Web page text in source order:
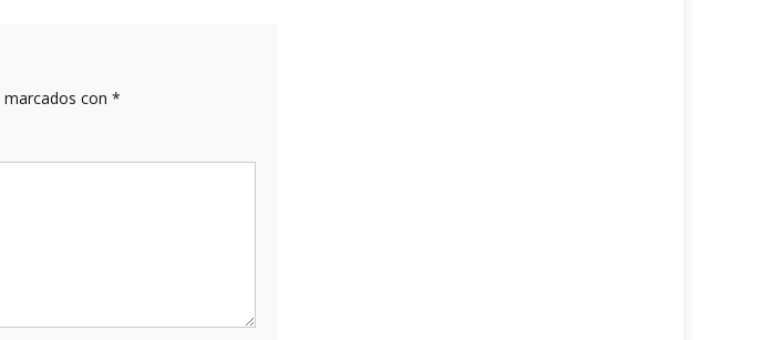
con *